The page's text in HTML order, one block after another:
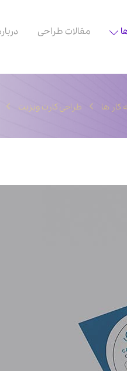
مقالات طراحی
کار ها طراحی کارت ویزیت